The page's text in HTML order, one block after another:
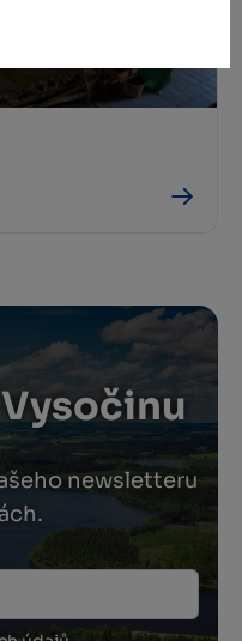
newsletteru